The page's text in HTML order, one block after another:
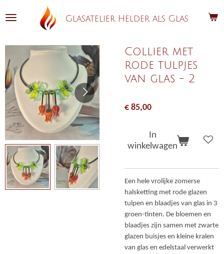
direct
hoofdinhoud
Glasatelier Helder als Glas
Collier met
rode tulpjes
van glas - 2
€ 85,00
In
winkelwagen
Een hele vrolijke zomerse
halsketting met rode glazen
tulpen en blaadjes van glas in 3
groen-tinten. De bloemen en
blaadjes zijn samen met zwarte
glazen buisjes en kleine kralen
van glas en edelstaal verwerkt